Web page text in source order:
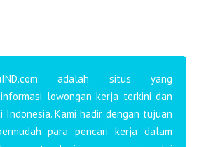
adalah situs yang
lowongan kerja terkini dan
Indonesia. Kami hadir dengan tujuan
para pencari kerja dalam